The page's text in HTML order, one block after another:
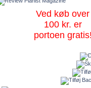
Ved køb over
100 kr. er
portoen